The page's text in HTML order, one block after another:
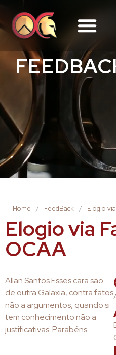
Home / FeedBack / Elogio
Elogio via
OCAA
Allan Santos Esses cara são
de outra Galaxia, contra fatos
não a argumentos, quando si
tem conhecimento não a
justificativas. Parabéns